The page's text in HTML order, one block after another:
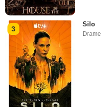
3
Silo
Drame